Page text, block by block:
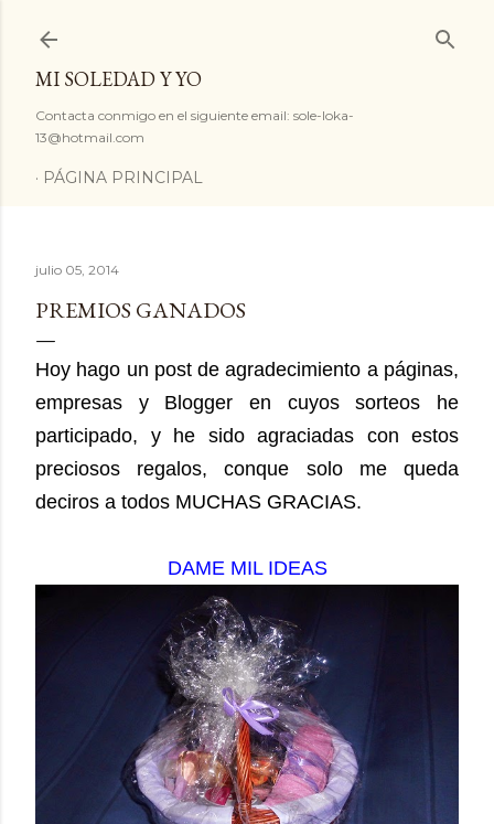
MI SOLEDAD Y YO
Contacta conmigo en el siguiente email: sole-loka-
13@hotmail.com
PÁGINA PRINCIPAL
julio 05, 2014
PREMIOS GANADOS
Hoy hago un post de agradecimiento a páginas,
empresas y Blogger en cuyos sorteos he
participado, y he sido agraciadas con estos
preciosos regalos, conque solo me queda
deciros a todos MUCHAS GRACIAS.
DAME MIL IDEAS